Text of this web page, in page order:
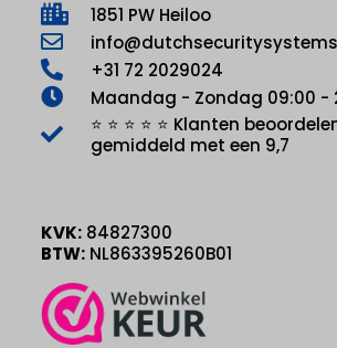
1851 PW Heiloo
+31 72 2029024
Maandag - Zondag 09:00 -
⭐ ⭐ ⭐ ⭐ ⭐ Klanten
gemiddeld met een 9,7
KVK: 84827300
BTW: NL863395260B01